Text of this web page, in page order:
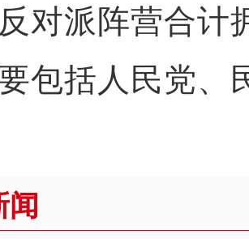
对派阵营合计
包括人民党、